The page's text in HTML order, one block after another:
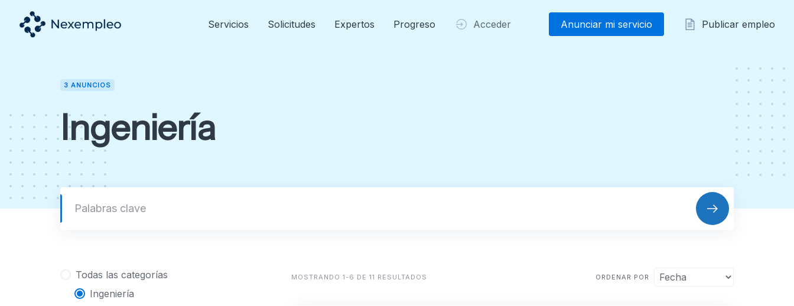
content
Servicios Solicitudes Expertos Progreso Acceder Anunciar mi servicio Publicar empleo
3 ANUNCIOS
Ingeniería
Todas las categorías
Ingeniería
MOSTRANDO 1-6 DE 11 RESULTADOS ORDENAR POR